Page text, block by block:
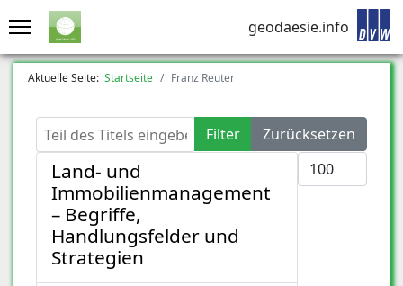
geodaesie.info
Aktuelle Seite: Startseite Franz Reuter
Teil des Titels eingeben Filter
Zurücksetzen
Anzeige #
Land- und
Immobilienmanagement
– Begriffe,
Handlungsfelder und
Strategien